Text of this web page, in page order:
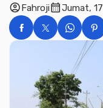
account_circleFahrojicalendar_monthJumat,